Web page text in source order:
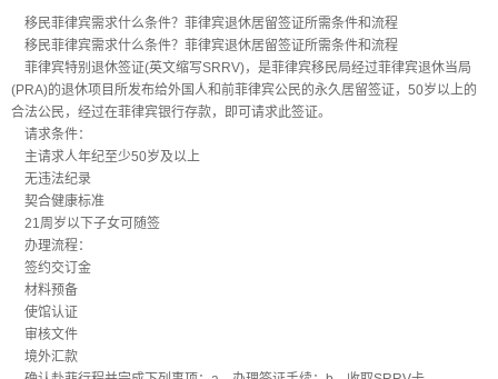
移民菲律宾需求什么条件？菲律宾退休居留签证所需条件和流程
移民菲律宾需求什么条件？菲律宾退休居留签证所需条件和流程
菲律宾特别退休签证(英文缩写SRRV)，是菲律宾移民局经过菲律宾退休当局
(PRA)的退休项目所发布给外国人和前菲律宾公民的永久居留签证，50岁以上的
合法公民，经过在菲律宾银行存款，即可请求此签证。
请求条件：
主请求人年纪至少50岁及以上
无违法纪录
契合健康标准
21周岁以下子女可随签
办理流程：
签约交订金
材料预备
使馆认证
审核文件
境外汇款